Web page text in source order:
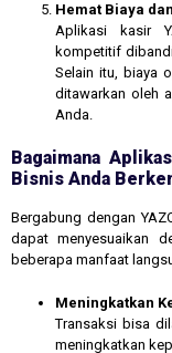
Hemat Biaya
Aplikasi kasir
kompetitif
Selain itu, biaya
ditawarkan oleh
Anda.
Bagaimana
Bisnis Anda
Bergabung dengan
dapat menyesuaikan
beberapa manfaat
Meningkatkan
Transaksi bisa
meningkatkan